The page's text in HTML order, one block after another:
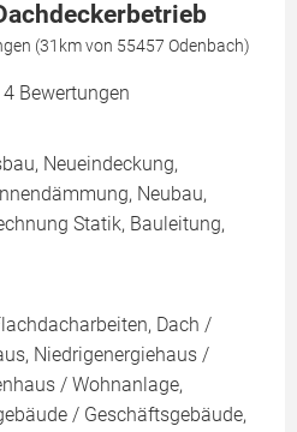
(31km von 55457 Odenbach)
Bewertungen
Neueindeckung,
Neubau,
Statik, Bauleitung,
Dach /
Niedrigenergiehaus /
/ Wohnanlage,
/ Geschäftsgebäude,